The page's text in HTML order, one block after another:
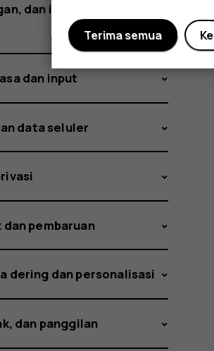
dan informasi
dan input
data seluler
pembaruan
dering dan personalisasi
dan panggilan
Terima semua